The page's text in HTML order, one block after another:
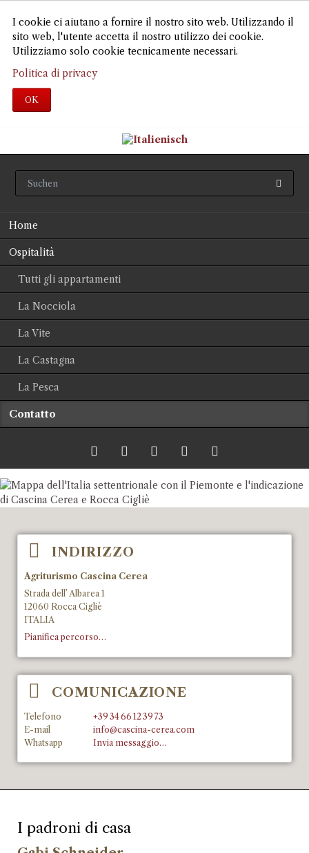
I cookie ci aiutano a fornire il nostro sito web. Utilizzando il
sito web, l'utente accetta il nostro utilizzo dei cookie.
Utilizziamo solo cookie tecnicamente necessari.
Politica di privacy
OK
navigazione
Home
Ospitalità
Tutti gli appartamenti
La Nocciola
La Vite
La Castagna
La Pesca
Contatto
TwitterLinkedInGoogle+
INDIRIZZO
Agriturismo Cascina Cerea
Strada dell’ Albarea 1
12060 Rocca Cigliè
ITALIA
Pianifica percorso…
COMUNICAZIONE
Telefono
+39 34 66 12 39 73
E-mail
info@cascina-cerea.com
Whatsapp
Invia messaggio…
I padroni di casa